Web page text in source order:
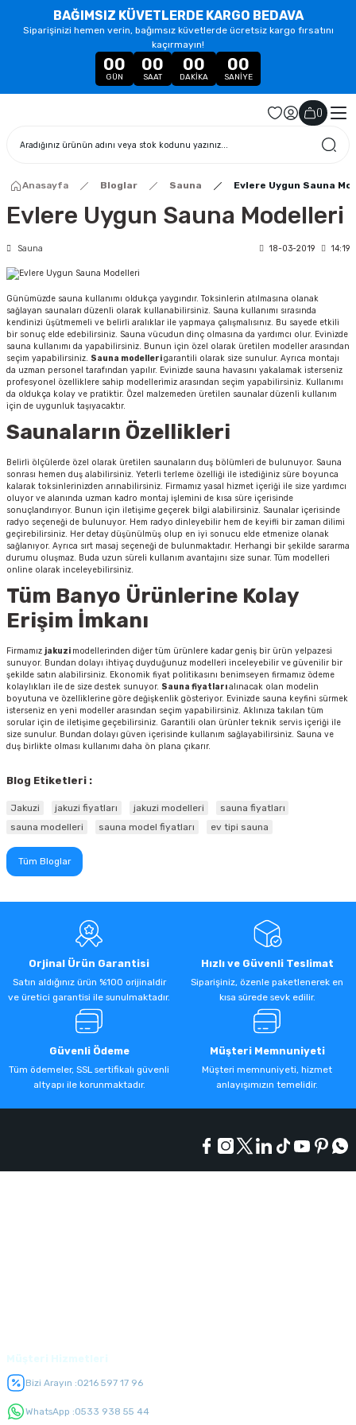
BAĞIMSIZ KÜVETLERDE KARGO BEDAVA
Siparişinizi hemen verin, bağımsız küvetlerde ücretsiz kargo fırsatını
kaçırmayın!
00
GÜN
00
SAAT
00
DAKIKA
00
SANIYE
()
Anasayfa Bloglar Sauna Evlere Uygun Sauna
Evlere Uygun Sauna Modelleri
Sauna 18-03-2019 14:19
Günümüzde sauna kullanımı oldukça yaygındır. Toksinlerin atılmasına olanak
sağlayan saunaları düzenli olarak kullanabilirsiniz. Sauna kullanımı sırasında
kendinizi üşütmemeli ve belirli aralıklar ile yapmaya çalışmalısınız. Bu sayede etkili
bir sonuç elde edebilirsiniz. Sauna vücudun dinç olmasına da yardımcı olur. Evinizde
sauna kullanımı da yapabilirsiniz. Bunun için özel olarak üretilen modeller arasından
seçim yapabilirsiniz. Sauna modellerigarantili olarak size sunulur. Ayrıca montajı
da uzman personel tarafından yapılır. Evinizde sauna havasını yakalamak isterseniz
profesyonel özelliklere sahip modellerimiz arasından seçim yapabilirsiniz. Kullanımı
da oldukça kolay ve pratiktir. Özel malzemeden üretilen saunalar düzenli kullanım
için de uygunluk taşıyacaktır.
Saunaların Özellikleri
Belirli ölçülerde özel olarak üretilen saunaların duş bölümleri de bulunuyor. Sauna
sonrası hemen duş alabilirsiniz. Yeterli terleme özelliği ile istediğiniz süre boyunca
kalarak toksinlerinizden arınabilirsiniz. Firmamız yasal hizmet içeriği ile size yardımcı
oluyor ve alanında uzman kadro montaj işlemini de kısa süre içerisinde
sonuçlandırıyor. Bunun için iletişime geçerek bilgi alabilirsiniz. Saunalar içerisinde
radyo seçeneği de bulunuyor. Hem radyo dinleyebilir hem de keyifli bir zaman dilimi
geçirebilirsiniz. Her detay düşünülmüş olup en iyi sonucu elde etmenize olanak
sağlanıyor. Ayrıca sırt masaj seçeneği de bulunmaktadır. Herhangi bir şekilde sararma
durumu oluşmaz. Buda uzun süreli kullanım avantajını size sunar. Tüm modelleri
online olarak inceleyebilirsiniz.
Tüm Banyo Ürünlerine Kolay
Erişim İmkanı
Firmamız jakuzi modellerinden diğer tüm ürünlere kadar geniş bir ürün yelpazesi
sunuyor. Bundan dolayı ihtiyaç duyduğunuz modelleri inceleyebilir ve güvenilir bir
şekilde satın alabilirsiniz. Ekonomik fiyat politikasını benimseyen firmamız ödeme
kolaylıkları ile de size destek sunuyor. Sauna fiyatlarıalınacak olan modelin
boyutuna ve özelliklerine göre değişkenlik gösteriyor. Evinizde sauna keyfini sürmek
isterseniz en yeni modeller arasından seçim yapabilirsiniz. Aklınıza takılan tüm
sorular için de iletişime geçebilirsiniz. Garantili olan ürünler teknik servis içeriği ile
size sunulur. Bundan dolayı güven içerisinde kullanım sağlayabilirsiniz. Sauna ve
duş birlikte olması kullanımı daha ön plana çıkarır.
Blog Etiketleri :
Jakuzi jakuzi fiyatları jakuzi modelleri
sauna fiyatları
sauna modelleri
sauna model fiyatları ev tipi sauna
Tüm Bloglar
Orjinal Ürün Garantisi
Satın aldığınız ürün %100 orijinaldir
ve üretici garantisi ile sunulmaktadır.
Hızlı ve Güvenli Teslimat
Siparişiniz, özenle paketlenerek en
kısa sürede sevk edilir.
Güvenli Ödeme
Tüm ödemeler, SSL sertifikalı güvenli
altyapı ile korunmaktadır.
Müşteri Memnuniyeti
Müşteri memnuniyeti, hizmet
anlayışımızın temelidir.
Bizi Arayın :0216 597 17 96
WhatsApp :0533 938 55 44